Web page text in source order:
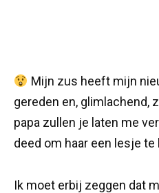
Mijn zus heeft mijn
gereden en, glimlachend,
papa zullen je laten me
deed om haar een lesje te
Ik moet erbij zeggen dat